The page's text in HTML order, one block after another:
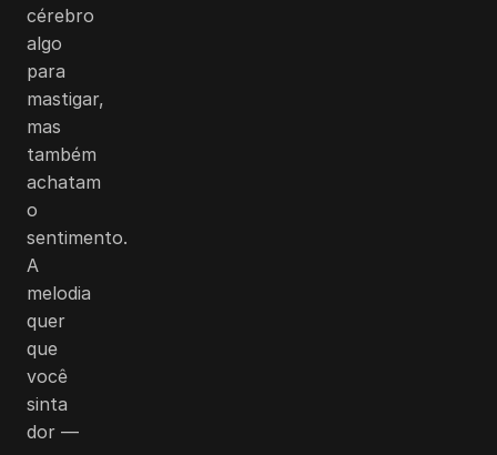
cérebro
algo
para
mastigar,
mas
também
achatam
o
sentimento.
A
melodia
quer
que
você
sinta
dor —